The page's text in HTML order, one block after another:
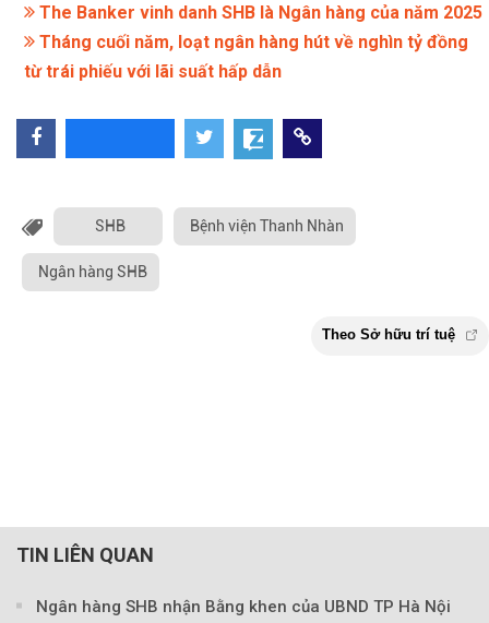
The Banker vinh danh SHB là Ngân hàng của năm 2025
Tháng cuối năm, loạt ngân hàng hút về nghìn tỷ đồng
từ trái phiếu với lãi suất hấp dẫn
SHB Bệnh viện Thanh Nhàn
Ngân hàng SHB
TIN LIÊN QUAN
Ngân hàng SHB nhận Bằng khen của UBND TP Hà Nội